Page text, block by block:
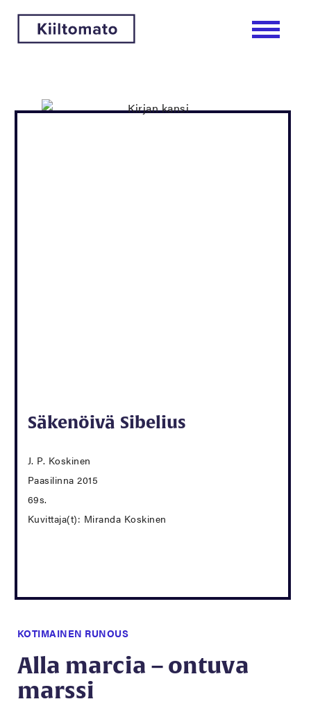
Säkenöivä Sibelius
J. P. Koskinen
Paasilinna 2015
69s.
Kuvittaja(t): Miranda Koskinen
KOTIMAINEN RUNOUS
Alla marcia – ontuva
marssi